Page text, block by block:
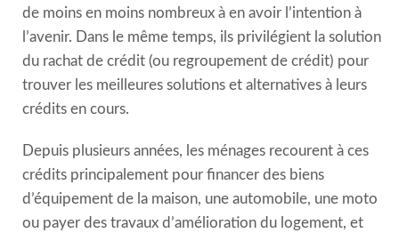
de moins en moins nombreux à en avoir l’intention à
l’avenir. Dans le même temps, ils privilégient la solution
du rachat de crédit (ou regroupement de crédit) pour
trouver les meilleures solutions et alternatives à leurs
crédits en cours.
Depuis plusieurs années, les ménages recourent à ces
crédits principalement pour financer des biens
d’équipement de la maison, une automobile, une moto
ou payer des travaux d’amélioration du logement, et